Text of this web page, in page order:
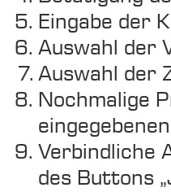
Eingabe der
Auswahl der
Auswahl der
Nochmalige
Verbindliche
des Buttons